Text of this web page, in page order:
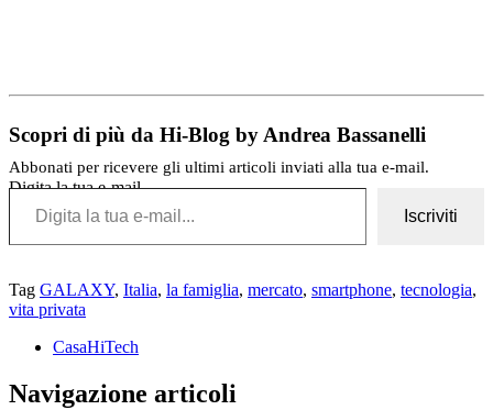
Scopri di più da Hi-Blog by Andrea Bassanelli
Abbonati per ricevere gli ultimi articoli inviati alla tua e-mail.
Digita la tua e-mail...
Iscriviti
Tag GALAXY, Italia, la famiglia, mercato, smartphone, tecnologia,
vita privata
CasaHiTech
Navigazione articoli